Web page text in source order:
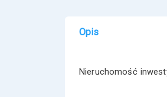
Opis
Nieruchomość